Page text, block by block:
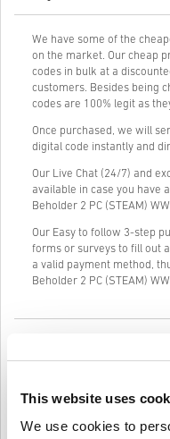
This website uses
We use cookies to
We have some of the
on the market. Our cheap
codes in bulk at a
customers. Besides being
codes are 100% legit as
Once purchased, we will
digital code instantly and
Our Live Chat (24/7) and
available in case you have
Beholder 2 PC (STEAM)
Our Easy to follow 3-step
forms or surveys to fill out
a valid payment method,
Beholder 2 PC (STEAM)
jednoduchý:
Predobjednávkové